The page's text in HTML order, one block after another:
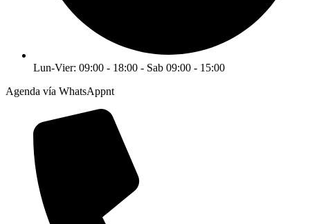
Lun-Vier: 09:00 - 18:00 - Sab 09:00 - 15:00
Agenda vía WhatsAppnt